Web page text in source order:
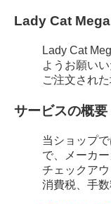
Lady Cat
Lady Cat
ようお願いい
ご注文され
サービスの概要
当ショップ
で、メーカ
チェックア
消費税、手数